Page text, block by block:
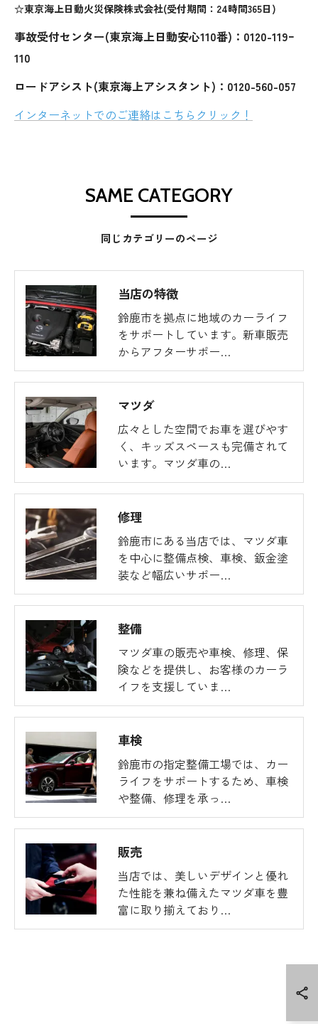
☆東京海上日動火災保険株式会社(受付期間：24時間365日)
事故受付センター(東京海上日動安心110番)：0120-119ｰ
110
ロードアシスト(東京海上アシスタント)：0120-560-057
インターネットでのご連絡はこちらクリック！
同じカテゴリーのページ
SAME CATEGORY
当店の特徴
鈴鹿市を拠点に地域のカーライフ
をサポートしています。新車販売
からアフターサポー…
マツダ
広々とした空間でお車を選びやす
く、キッズスペースも完備されて
います。マツダ車の…
修理
鈴鹿市にある当店では、マツダ車
を中心に整備点検、車検、鈑金塗
装など幅広いサポー…
整備
マツダ車の販売や車検、修理、保
険などを提供し、お客様のカーラ
イフを支援していま…
車検
鈴鹿市の指定整備工場では、カー
ライフをサポートするため、車検
や整備、修理を承っ…
販売
当店では、美しいデザインと優れ
た性能を兼ね備えたマツダ車を豊
富に取り揃えており…